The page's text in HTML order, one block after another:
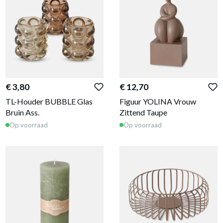
€ 3,80
TL-Houder BUBBLE Glas
Bruin Ass.
Op voorraad
€ 12,70
Figuur YOLINA Vrouw
Zittend Taupe
Op voorraad